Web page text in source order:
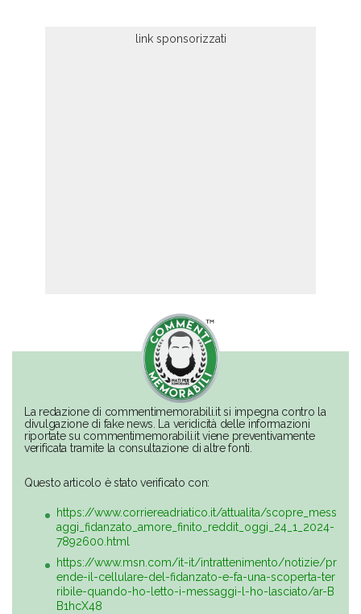
La redazione di commentimemorabili.it si impegna contro la
divulgazione di fake news. La veridicità delle informazioni
riportate su commentimemorabili.it viene preventivamente
verificata tramite la consultazione di altre fonti.
Questo articolo è stato verificato con:
https://www.corriereadriatico.it/attualita/scopre_mess
aggi_fidanzato_amore_finito_reddit_oggi_24_1_2024-
7892600.html
https://www.msn.com/it-it/intrattenimento/notizie/pr
ende-il-cellulare-del-fidanzato-e-fa-una-scoperta-ter
ribile-quando-ho-letto-i-messaggi-l-ho-lasciato/ar-B
B1hcX48